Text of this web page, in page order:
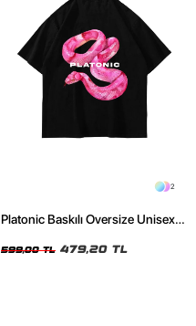
2
Platonic Baskılı Oversize Unisex
599,00 TL 479,20 TL